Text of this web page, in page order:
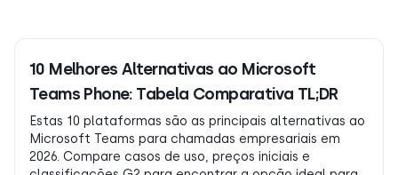
10 Melhores Alternativas ao Microsoft
Teams Phone: Tabela Comparativa TL;DR
Estas 10 plataformas são as principais alternativas ao
Microsoft Teams para chamadas empresariais em
2026. Compare casos de uso, preços iniciais e